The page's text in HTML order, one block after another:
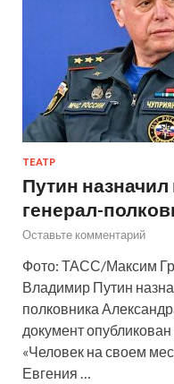
ТЕАТР
Путин
генерал-
Оставьте комментарий
Фото: ТАСС/Максим
Владимир Путин
полковника
документ опубликован
«Человек на своем
Евгения …